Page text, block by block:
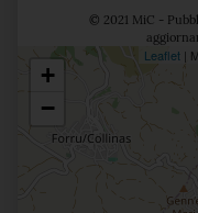
© 2021 MiC -
Posizione
+
−
Leaflet |